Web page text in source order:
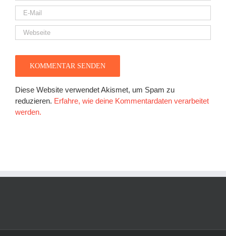
Diese Website verwendet Akismet, um Spam zu
reduzieren. Erfahre, wie deine Kommentardaten verarbeitet
werden.